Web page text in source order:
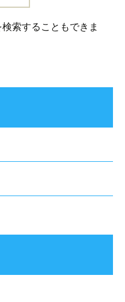
索することもできま